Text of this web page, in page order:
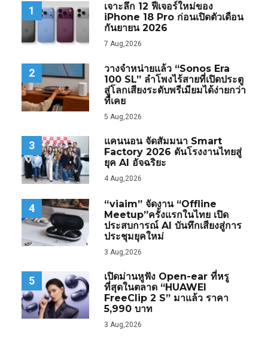
1
เจาะลึก 12 ฟีเจอร์ใหม่ของ
iPhone 18 Pro ก่อนเปิดตัวเดือน
กันยายน 2026
7 Aug,2026
2
วางจำหน่ายแล้ว “Sonos Era
100 SL” ลำโพงไร้สายที่เปิดประตู
สู่โลกเสียงระดับพรีเมียมได้ง่ายกว่า
ที่เคย
5 Aug,2026
3
แคนนอน จัดสัมมนา Smart
Factory 2026 ดันโรงงานไทยสู่
ยุค AI อัจฉริยะ
4 Aug,2026
4
“viaim” จัดงาน “Offline
Meetup”ครั้งแรกในไทย เปิด
ประสบการณ์ AI บันทึกเสียงสู่การ
ประชุมยุคใหม่
3 Aug,2026
5
เปิดม่านหูฟัง Open-ear ที่หรู
ที่สุดในตลาด “HUAWEI
FreeClip 2 S” มาแล้ว ราคา
5,990 บาท
3 Aug,2026